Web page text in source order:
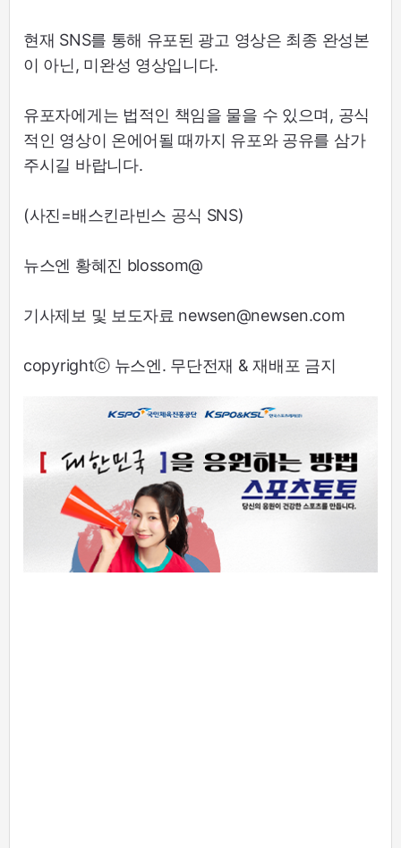
현재 SNS를 통해 유포된 광고 영상은 최종 완성본
이 아닌, 미완성 영상입니다.
유포자에게는 법적인 책임을 물을 수 있으며, 공식
적인 영상이 온에어될 때까지 유포와 공유를 삼가
주시길 바랍니다.
(사진=배스킨라빈스 공식 SNS)
뉴스엔 황혜진 blossom@
기사제보 및 보도자료 newsen@newsen.com
copyrightⓒ 뉴스엔. 무단전재 & 재배포 금지